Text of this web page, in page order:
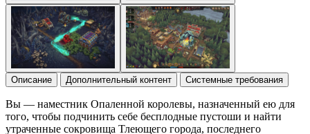
Описание Дополнительный контент Системные требования
Вы — наместник Опаленной королевы, назначенный ею для
того, чтобы подчинить себе бесплодные пустоши и найти
утраченные сокровища Тлеющего города, последнего